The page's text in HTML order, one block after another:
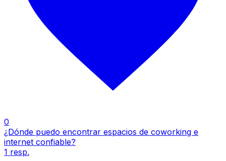
0
¿Dónde puedo encontrar espacios de coworking e
internet confiable?
1 resp.